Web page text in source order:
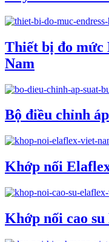
Thiết bị đo mức
Nam
Bộ điều chỉnh
Khớp nối
Khớp nối cao